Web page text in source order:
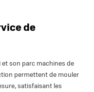
de
et son parc machines de
permettent de mouler
satisfaisant les